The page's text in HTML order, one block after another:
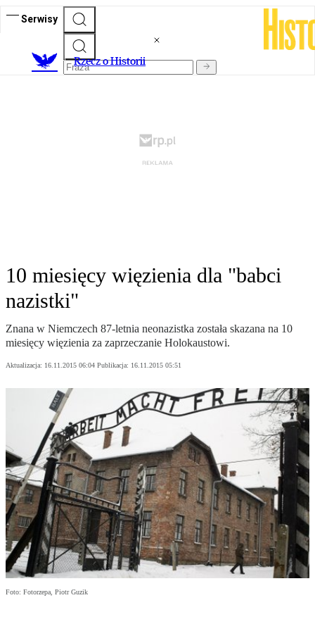
Serwisy
Rzecz o Historii
10 miesięcy więzienia dla "babci
nazistki"
Znana w Niemczech 87-letnia neonazistka została skazana na 10
miesięcy więzienia za zaprzeczanie Holokaustowi.
Aktualizacja: 16.11.2015 06:04 Publikacja: 16.11.2015 05:51
Foto: Fotorzepa, Piotr Guzik